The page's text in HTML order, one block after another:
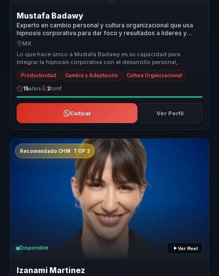
Mustafa Badawy
Experto en cambio personal y cultura organizacional que usa
hipnosis corporativa para dar foco y resultados a lideres y
equipos.
MX
Lo que hace único a Mustafa Badawy es su capacidad para
integrar la hipnosis corporativa con el desarrollo personal,
ofreciendo un enfoqu...
Productividad Cambio y Adaptación Cultura Organizacional
15años 2conf.
Cotizar Ver Perfil
Recomendado CHM · TOP 3
Disponible Ver Reel
Izanami Martinez